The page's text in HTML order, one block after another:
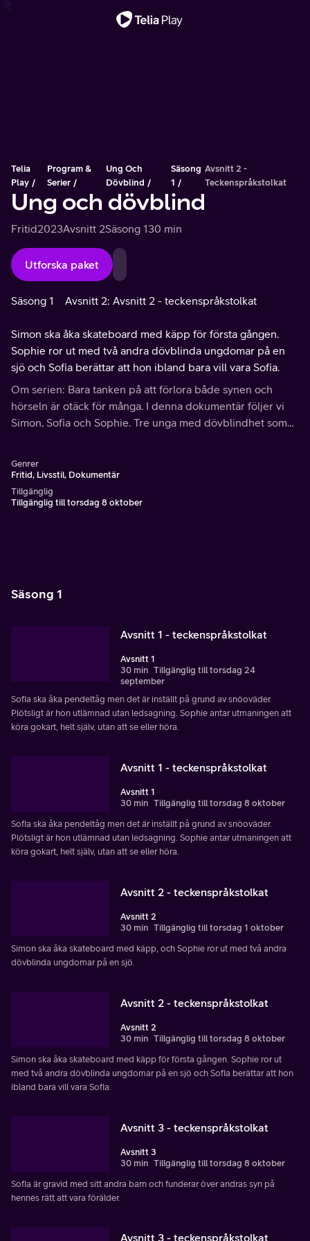
Telia
Play
Program &
Serier
Ung Och
Dövblind
Säsong
1
Avsnitt 2 -
Teckenspråkstolkat
Ung och dövblind
Fritid2023Avsnitt 2Säsong 130 min
Utforska paket
Säsong 1 Avsnitt 2: Avsnitt 2 - teckenspråkstolkat
Simon ska åka skateboard med käpp för första gången.
Sophie ror ut med två andra dövblinda ungdomar på en
sjö och Sofia berättar att hon ibland bara vill vara Sofia.
Om serien: Bara tanken på att förlora både synen och
hörseln är otäck för många. I denna dokumentär följer vi
Simon, Sofia och Sophie. Tre unga med dövblindhet som
Genrer
Fritid, Livsstil, Dokumentär
Tillgänglig
Tillgänglig till torsdag 8 oktober
Säsong 1
Avsnitt 1 - teckenspråkstolkat
Avsnitt 1
30 min Tillgänglig till torsdag 24
september
Sofia ska åka pendeltåg men det är inställt på grund av snöoväder.
Plötsligt är hon utlämnad utan ledsagning. Sophie antar utmaningen att
köra gokart, helt själv, utan att se eller höra.
Avsnitt 1 - teckenspråkstolkat
Avsnitt 1
30 min Tillgänglig till torsdag 8 oktober
Sofia ska åka pendeltåg men det är inställt på grund av snöoväder.
Plötsligt är hon utlämnad utan ledsagning. Sophie antar utmaningen att
köra gokart, helt själv, utan att se eller höra.
Avsnitt 2 - teckenspråkstolkat
Avsnitt 2
30 min Tillgänglig till torsdag 1 oktober
Simon ska åka skateboard med käpp, och Sophie ror ut med två andra
dövblinda ungdomar på en sjö.
Avsnitt 2 - teckenspråkstolkat
Avsnitt 2
30 min Tillgänglig till torsdag 8 oktober
Simon ska åka skateboard med käpp för första gången. Sophie ror ut
med två andra dövblinda ungdomar på en sjö och Sofia berättar att hon
ibland bara vill vara Sofia.
Avsnitt 3 - teckenspråkstolkat
Avsnitt 3
30 min Tillgänglig till torsdag 8 oktober
Sofia är gravid med sitt andra barn och funderar över andras syn på
hennes rätt att vara förälder.
Avsnitt 3 - teckenspråkstolkat